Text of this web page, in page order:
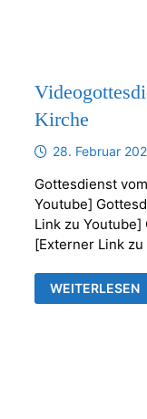
Kirche
28. Februar
Gottesdienst
Youtube]
Link zu
[Externer Link zu
AUS
WEITERLESEN